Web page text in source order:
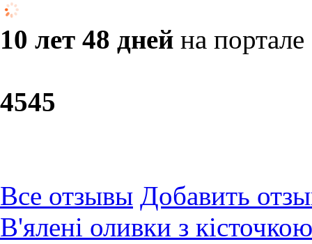
10 лет 48 дней на портале
4545
Все отзывы Добавить
В'ялені оливки з